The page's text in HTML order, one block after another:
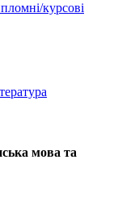
курсові
мова та